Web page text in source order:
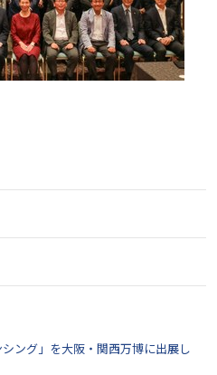
シング」を大阪・関西万博に出展し